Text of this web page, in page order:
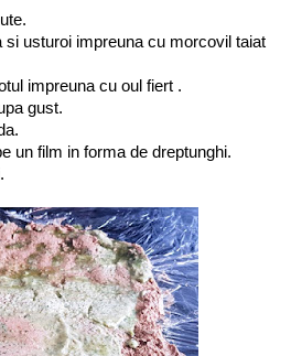
usturoi impreuna cu morcovil taiat
impreuna cu oul fiert .
gust.
un film in forma de dreptunghi.